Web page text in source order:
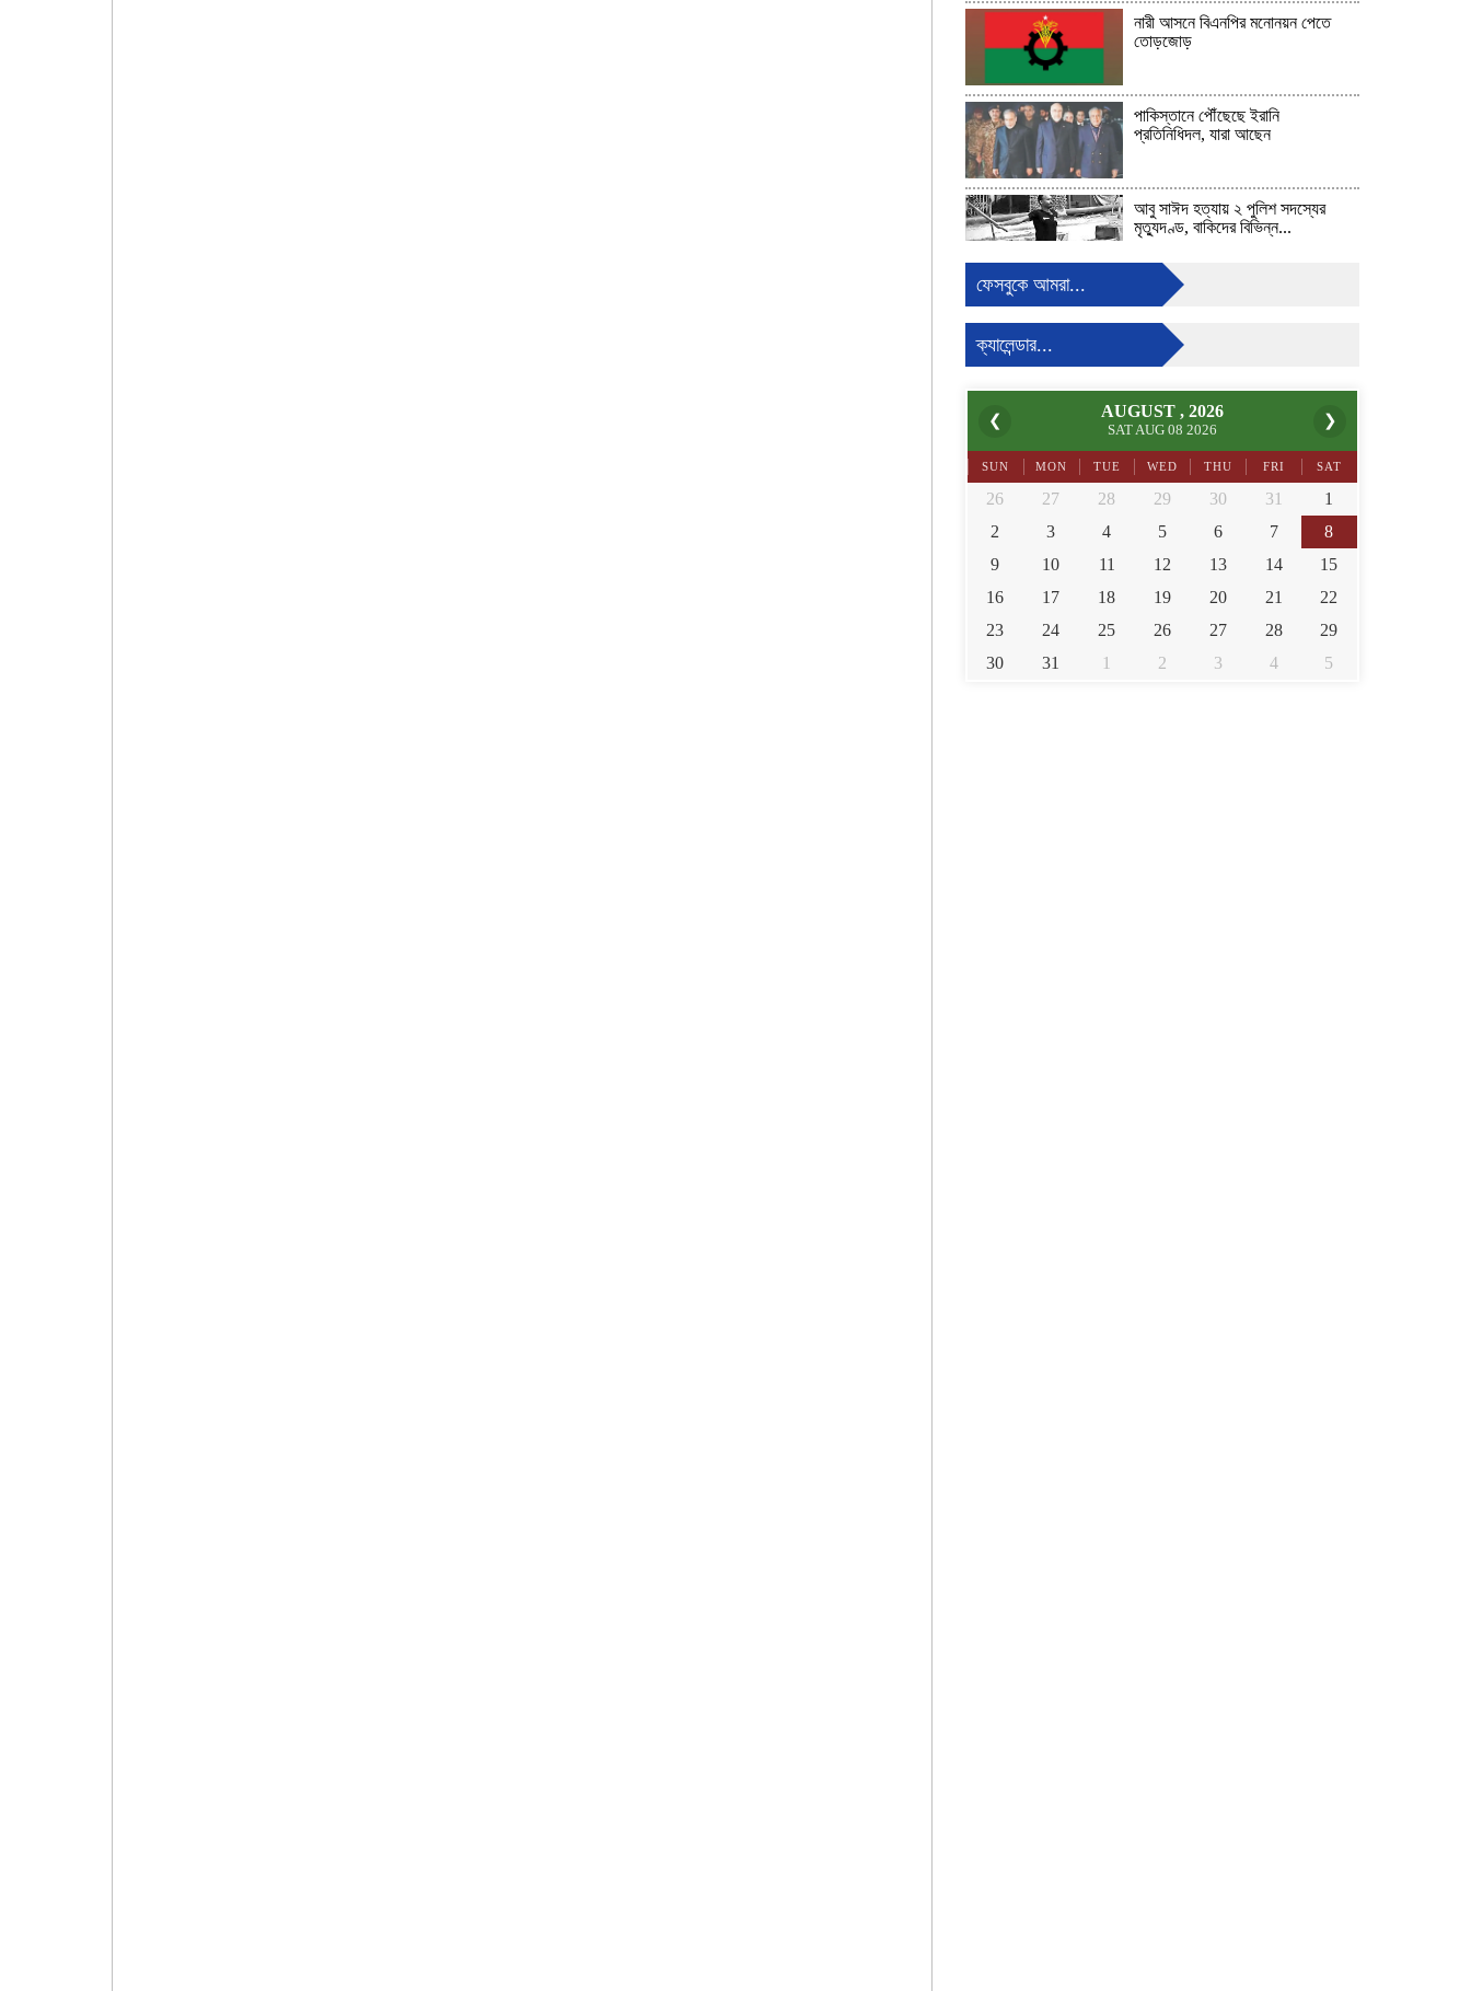
নারী আসনে বিএনপির মনোনয়ন পেতে
তোড়জোড়
পাকিস্তানে পৌঁছেছে ইরানি
প্রতিনিধিদল, যারা আছেন
আবু সাঈদ হত্যায় ২ পুলিশ সদস্যের
মৃত্যুদণ্ড, বাকিদের বিভিন্ন...
জার্মান সংসদের প্রতিনিধি দলের সঙ্গে
বৈঠকে জামায়াত সেক্রেটারি...
বৃষ্টির সময়েও বায়ুদূষণে বিশ্বে দ্বিতীয়
ঢাকা
ইরানের ওপর হামলা দুই সপ্তাহ স্থগিত
করলেন ডোনাল্ড ট্রাম্প
অপেক্ষা করছে
গণসংহতির প্রধান সমন্বয়কারীর পদ
ফেসবুকে আমরা...
ক্যালেন্ডার...
❮ AUGUST , 2026
SAT AUG 08 2026
❯
SUN MON TUE WED THU FRI SAT
26 27 28 29 30 31
1
2
3 4 5 6 7
8
9
10 11 12 13 14
15
16
17 18 19 20 21
22
23
24 25 26 27 28
29
30
31 1 2 3 4 5